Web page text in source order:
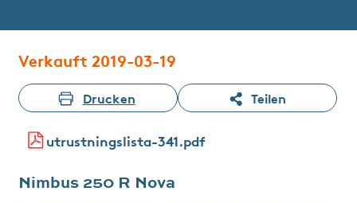
Verkauft 2019-03-19
Drucken Teilen
utrustningslista-341.pdf
Nimbus 250 R Nova